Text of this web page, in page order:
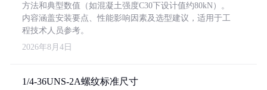
方法和典型数值（如混凝土强度C30下设计值约80kN）。
内容涵盖安装要点、性能影响因素及选型建议，适用于工
程技术人员参考。
2026年8月4日
1/4-36UNS-2A螺纹标准尺寸